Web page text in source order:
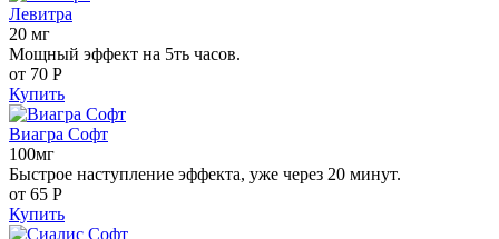
Левитра
20 мг
Мощный эффект на 5ть часов.
от 70 Р
Купить
Виагра Софт
100мг
Быстрое наступление эффекта, уже через 20 минут.
от 65 Р
Купить